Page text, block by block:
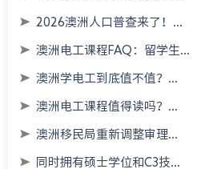
2026澳洲人口普查来了！...
澳洲电工课程FAQ：留学生...
澳洲学电工到底值不值？...
澳洲电工课程值得读吗？...
澳洲移民局重新调整审理...
同时拥有硕士学位和C3技...